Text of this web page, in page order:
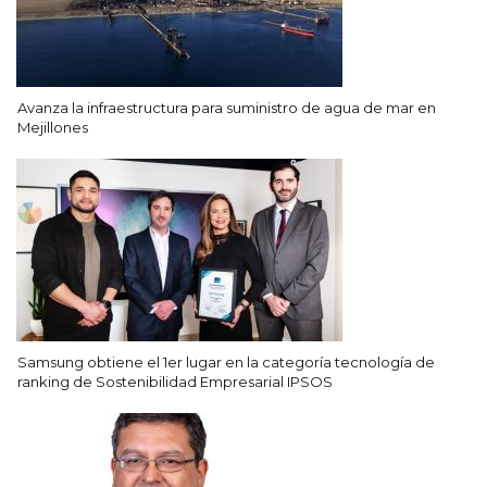
Avanza la infraestructura para suministro de agua de mar en
Mejillones
Samsung obtiene el 1er lugar en la categoría tecnología de
ranking de Sostenibilidad Empresarial IPSOS